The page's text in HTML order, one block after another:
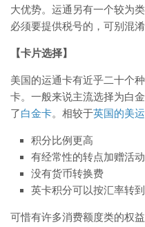
大优势。运通另有一个较为
必须要提供税号的，可别混淆
【卡片选择】
美国的运通卡有近乎二十个
卡。一般来说主流选择为白
了白金卡。相较于英国的美
积分比例更高
有经常性的转点加赠活动
没有货币转换费
英卡积分可以按汇率转
可惜有许多消费额度类的权